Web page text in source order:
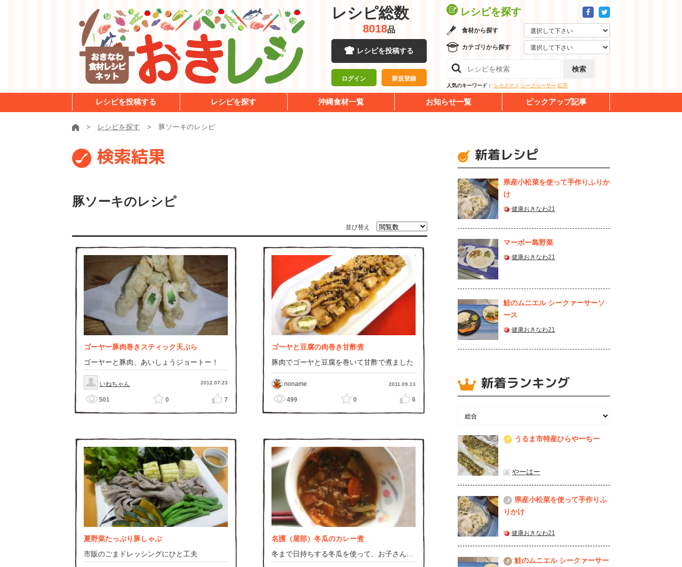
レシピ総数
8018品
レシピを投稿する
ログイン 新規登録
レシピを探す
食材から探す
カテゴリから探す
検索
人気のキーワード： シカクマメ シークヮーサー 紅芋
レシピを投稿する レシピを探す 沖縄食材一覧 お知らせ一覧 ピックアップ記事
レシピを探す 豚ソーキのレシピ
検索結果
豚ソーキのレシピ
並び替え
ゴーヤー豚肉巻きスティック天ぷら
ゴーヤーと豚肉、あいしょうジョートー！
いねちゃん 2012.07.23
501 0 7
ゴーヤと豆腐の肉巻き甘酢煮
豚肉でゴーヤと豆腐を巻いて甘酢で煮ました
noname 2011.09.13
499 0 6
夏野菜たっぷり豚しゃぶ
市販のごまドレッシングにひと工夫
名護（屋部）冬瓜のカレー煮
冬まで日持ちする冬瓜を使って、お子さんの
大好きなカレー味に！
新着レシピ
県産⼩松菜を使って⼿作りふりか
け
健康おきなわ21
マーボー島野菜
健康おきなわ21
鮭のムニエル シークァーサーソ
ース
健康おきなわ21
新着ランキング
1 うるま市特産ひらやーちー
やーはー
2
県産⼩松菜を使って⼿作りふ
りかけ
健康おきなわ21
3
鮭のムニエル シークァーサー